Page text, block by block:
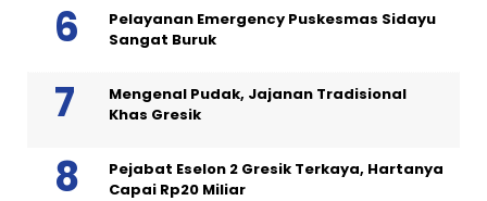
Pelayanan Emergency Puskesmas Sidayu
Sangat Buruk
Mengenal Pudak, Jajanan Tradisional
Khas Gresik
Pejabat Eselon 2 Gresik Terkaya, Hartanya
Capai Rp20 Miliar